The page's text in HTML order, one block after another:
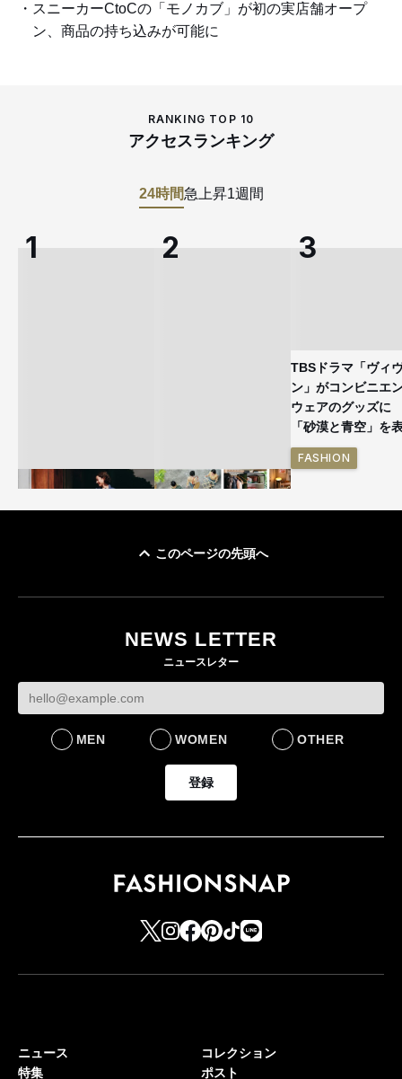
スニーカーCtoCの「モノカブ」が初の実店舗オープ
ン、商品の持ち込みが可能に
RANKING TOP 10
アクセスランキング
24時間急上昇1週間
ケットなど7型を発売
FASHION
をラインナップ
LIFESTYLE
TBSドラマ「ヴィ
ン」がコンビニエ
ウェアのグッズ
「砂漠と青空」を
FASHION
このページの先頭へ
NEWS LETTER
ニュースレター
MEN WOMEN OTHER
登録
ニュース
特集
コレクション
ポスト